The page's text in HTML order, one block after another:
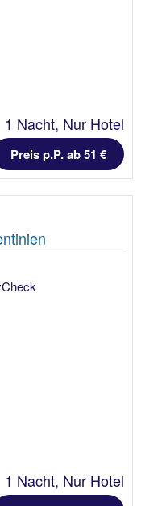
1 Nacht, Nur Hotel
Preis p.P. ab 51 €
1 Nacht, Nur Hotel